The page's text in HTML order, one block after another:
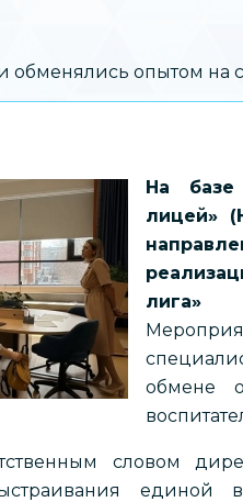
обменялись опытом на
На базе
лицей»
лига»
обмене
словом
единой